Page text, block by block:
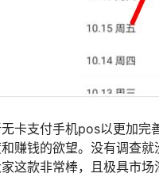
卡支付手机pos以更加完
赚钱的欲望。没有调查
这款非常棒，且极具市场